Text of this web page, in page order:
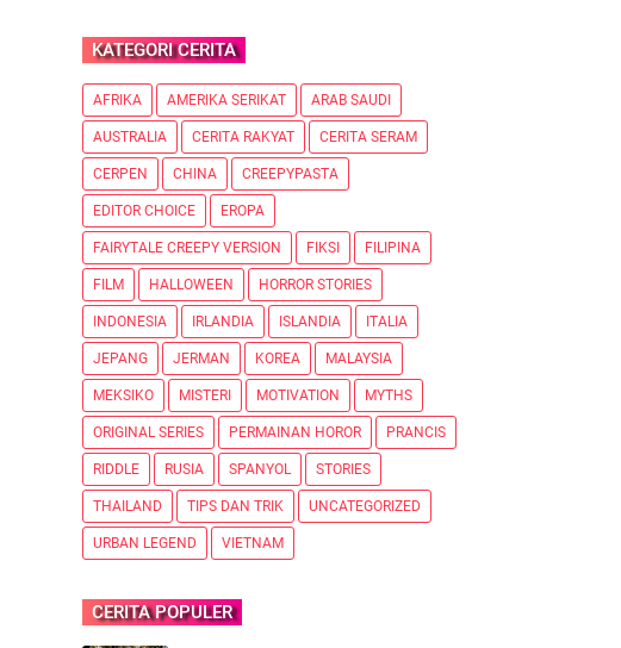
KATEGORI CERITA
AFRIKA AMERIKA SERIKAT ARAB SAUDI
AUSTRALIA CERITA RAKYAT CERITA SERAM
CERPEN CHINA CREEPYPASTA
EDITOR CHOICE EROPA
FAIRYTALE CREEPY VERSION FIKSI FILIPINA
FILM HALLOWEEN HORROR STORIES
INDONESIA IRLANDIA ISLANDIA ITALIA
JEPANG JERMAN KOREA MALAYSIA
MEKSIKO MISTERI MOTIVATION MYTHS
ORIGINAL SERIES PERMAINAN HOROR PRANCIS
RIDDLE RUSIA SPANYOL STORIES
THAILAND TIPS DAN TRIK UNCATEGORIZED
URBAN LEGEND VIETNAM
CERITA POPULER